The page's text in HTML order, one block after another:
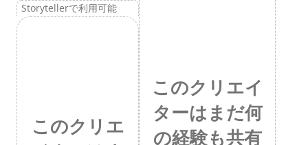
Storytellerで利用可能
このクリエ
このクリエイ
ターはまだ何
の経験も共有